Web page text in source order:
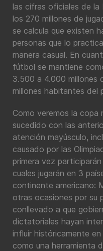
las cifras oficiales de la
los 270 millones de
se calcula que existen
personas que lo
manera casual. En
fútbol se mantiene
3.500 a 4.000 millones
millones habitantes del
Como veremos la copa
sucedido con las
atención mayúsculo,
causado por las
primera vez
cuales jugarán en 3
continente americano:
otras ocasiones por su
conllevado a que
dictatoriales hayan
influir históricamente
como una herramienta